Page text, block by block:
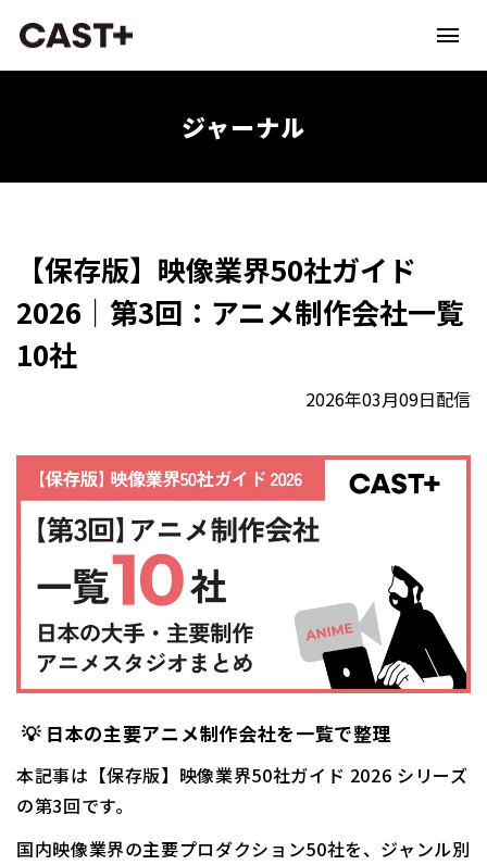
ジャーナル
【保存版】映像業界50社ガイド
2026｜第3回：アニメ制作会社一覧
10社
2026年03月09日配信
💡 日本の主要アニメ制作会社を一覧で整理
本記事は【保存版】映像業界50社ガイド 2026 シリーズ
の第3回です。
国内映像業界の主要プロダクション50社を、ジャンル別